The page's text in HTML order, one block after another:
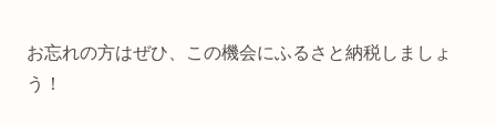
お忘れの方はぜひ、この機会にふるさと納税しましょ
う！